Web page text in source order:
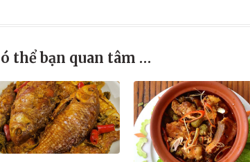
thể bạn quan tâm …